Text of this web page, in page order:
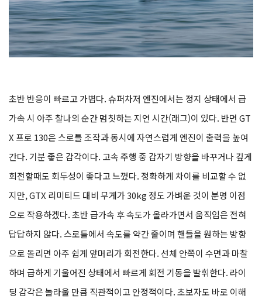
초반 반응이 빠르고 가볍다. 슈퍼차저 엔진에서는 정지 상태에서 급
가속 시 아주 찰나의 순간 멈칫하는 지연 시간(래그)이 있다. 반면 GT
X 프로 130은 스로틀 조작과 동시에 자연스럽게 엔진이 출력을 높여
간다. 기분 좋은 감각이다. 고속 주행 중 갑자기 방향을 바꾸거나 깊게
회전할때도 회두성이 좋다고 느꼈다. 정확하게 차이를 비교할 수 없
지만, GTX 리미티드 대비 무게가 30kg 정도 가벼운 것이 분명 이점
으로 작용하겠다. 초반 급가속 후 속도가 올라가면서 움직임은 전혀
답답하지 않다. 스로틀에서 속도를 약간 줄이며 핸들을 원하는 방향
으로 돌리면 아주 쉽게 앞머리가 회전한다. 선체 안쪽이 수면과 마찰
하며 급하게 기울어진 상태에서 빠르게 회전 기동을 발휘한다. 라이
딩 감각은 놀라울 만큼 직관적이고 안정적이다. 초보자도 바로 이해